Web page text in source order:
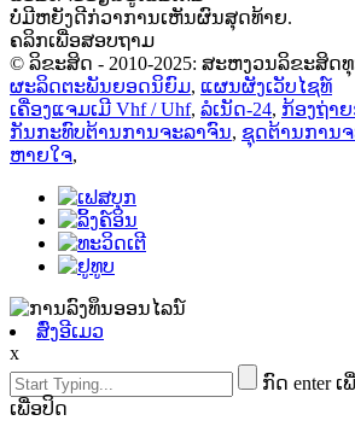
ບໍ່ມີຫຍັງດີກ່ວາການເຫັນຜົນສຸດທ້າຍ.
ຄລິກເພື່ອສອບຖາມ
© ລິຂະສິດ - 2010-2025: ສະຫງວນລິຂະສິດ
ຜະລິດຕະພັນຍອດນິຍົມ, ແຜນຜັງເວັບໄຊທ໌
ເຄື່ອງແຈມເມີ Vhf / Uhf, ລໍເນັດ-24, ກ້ອງຖ່າ
ກັນກະທົບຕ້ານການຈະລາຈົນ, ຊຸດຕ້ານການ
ຫາຍໃຈ,
ສົ່ງອີເມວ
x
ກົດ enter
ເພື່ອປິດ